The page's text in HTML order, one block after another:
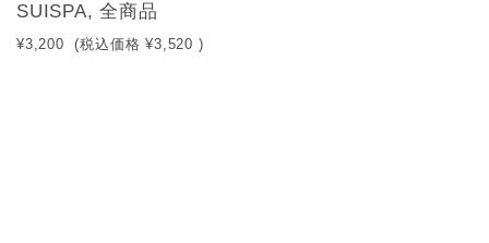
SUISPA, 全商品
¥3,200 (税込価格 ¥3,520 )